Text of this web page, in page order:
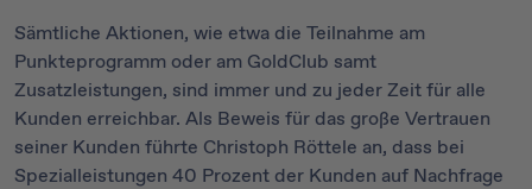
Sämtliche Aktionen, wie etwa die Teilnahme am
Punkteprogramm oder am GoldClub samt
Zusatzleistungen, sind immer und zu jeder Zeit für alle
Kunden erreichbar. Als Beweis für das große Vertrauen
seiner Kunden führte Christoph Röttele an, dass bei
Spezialleistungen 40 Prozent der Kunden auf Nachfrage